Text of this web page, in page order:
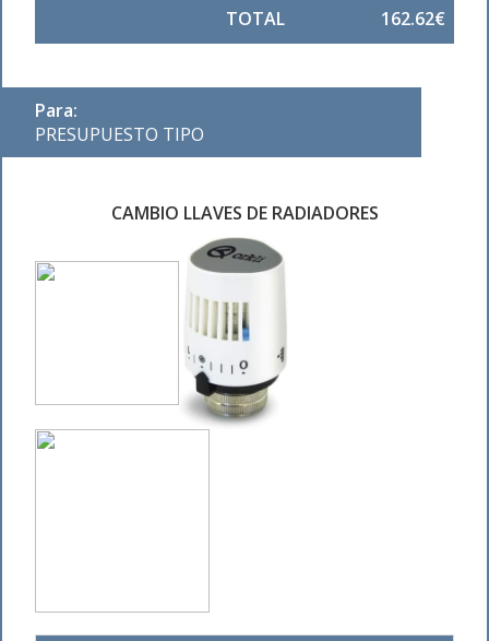
TOTAL
162.62€
Para:
PRESUPUESTO TIPO
CAMBIO LLAVES DE RADIADORES